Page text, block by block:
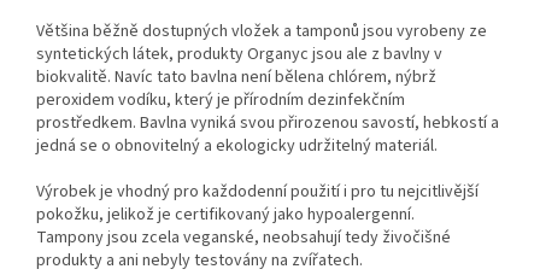
Většina běžně dostupných vložek a tamponů jsou vyrobeny ze
syntetických látek, produkty Organyc jsou ale z bavlny v
biokvalitě. Navíc tato bavlna není bělena chlórem, nýbrž
peroxidem vodíku, který je přírodním dezinfekčním
prostředkem. Bavlna vyniká svou přirozenou savostí, hebkostí a
jedná se o obnovitelný a ekologicky udržitelný materiál.
Výrobek je vhodný pro každodenní použití i pro tu nejcitlivější
pokožku, jelikož je certifikovaný jako hypoalergenní.
Tampony jsou zcela veganské, neobsahují tedy živočišné
produkty a ani nebyly testovány na zvířatech.